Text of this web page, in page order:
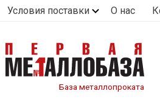
Условия поставки О нас
База металлопроката